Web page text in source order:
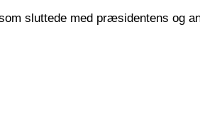
sluttede med præsidentens og